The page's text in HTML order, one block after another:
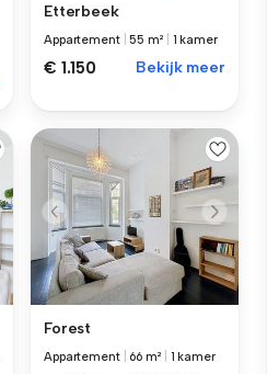
Etterbeek
Appartement |55 m² 1 kamer
€ 1.150 Bekijk meer
Forest
Appartement 66 m² 1 kamer